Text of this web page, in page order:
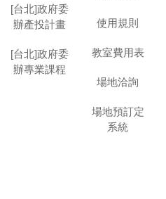
[台北]政府委
辦產投計畫
[台北]政府委
辦專業課程
使用規則
教室費用表
場地洽詢
場地預訂定
系統